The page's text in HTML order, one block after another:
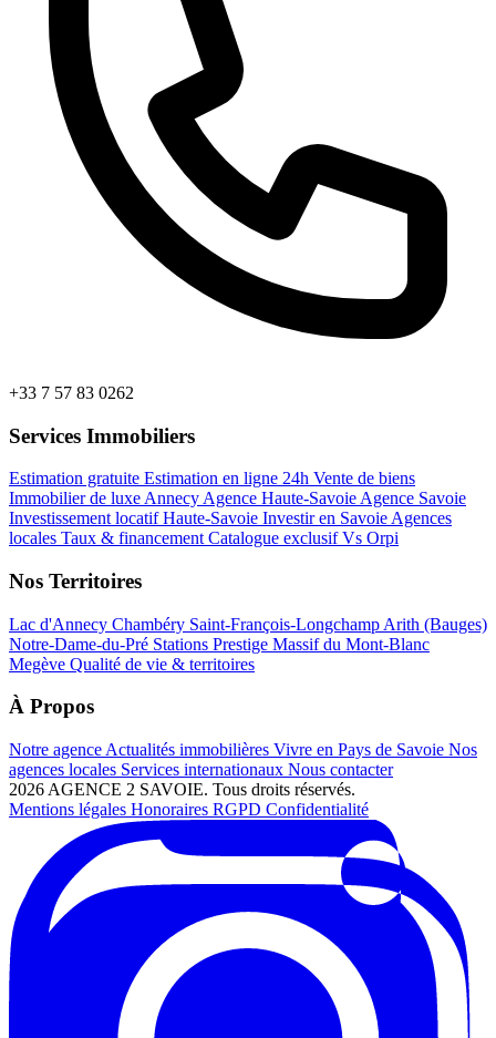
+33 7 57 83 0262
Services Immobiliers
Estimation gratuite Estimation en ligne 24h Vente de biens
Immobilier de luxe Annecy Agence Haute-Savoie Agence Savoie
Investissement locatif Haute-Savoie Investir en Savoie Agences
locales Taux & financement Catalogue exclusifVs Orpi
Nos Territoires
Lac d'Annecy Chambéry Saint-François-Longchamp Arith (Bauges)
Notre-Dame-du-Pré Stations Prestige Massif du Mont-Blanc
Megève Qualité de vie & territoires
À Propos
Notre agence Actualités immobilières Vivre en Pays de Savoie Nos
agences locales Services internationaux Nous contacter
2026 AGENCE 2 SAVOIE. Tous droits réservés.
Mentions légales Honoraires RGPD Confidentialité